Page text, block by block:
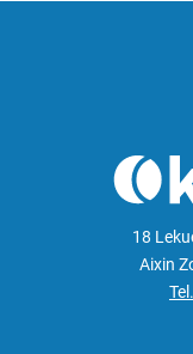
18
Aixin